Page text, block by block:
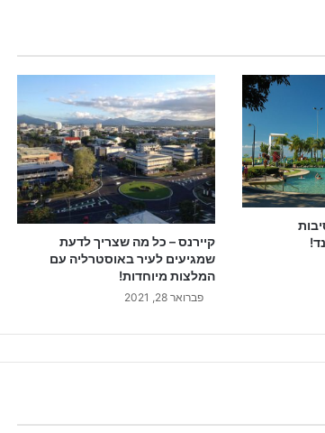
קיירנס – כל מה שצריך לדעת
שמגיעים לעיר באוסטרליה עם
המלצות מיוחדות!
פברואר 28, 2021